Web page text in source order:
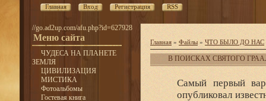
Главная Вход Регистрация RSS
//go.ad2up.com/afu.php?id=627928
Меню сайта
ЧУДЕСА НА ПЛАНЕТЕ
ЗЕМЛЯ
ЦИВИЛИЗАЦИЯ
МИСТИКА
Фотоальбомы
Гостевая книга
Главная » Файлы » ЧТО БЫЛО ДО НАС
В ПОИСКАХ СВЯТОГО
Самый первый
опубликовал